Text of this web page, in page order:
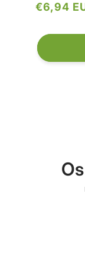
Preço
€6,94